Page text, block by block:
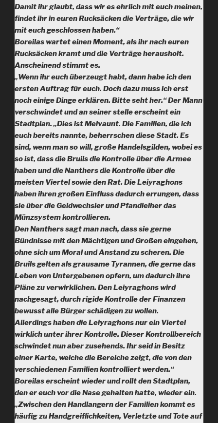
Damit ihr glaubt, dass wir es ehrlich mit euch meinen,
findet ihr in euren Rucksäcken die Verträge, die wir
mit euch geschlossen haben.“
Boreilas wartet einen Moment, als ihr nach euren
Rucksäcken kramt und die Verträge herausholt.
Anscheinend stimmt es.
„Wenn ihr euch überzeugt habt, dann habe ich den
ersten Auftrag für euch. Doch dazu muss ich erst
noch einige Dinge erklären. Bitte seht her.“ Der Mann
verschwindet und an seiner stelle erscheint ein
Stadtplan. „Dies ist Melvaunt. Die Familien, die ich
euch bereits nannte, beherrschen diese Stadt. Es
sind, wenn man so will, große Handelsgilden, wobei es
so ist, dass die Bruils die Kontrolle über die Armee
haben und die Nanthers die Kontrolle über die
meisten Viertel sowie den Rat. Die Leiyraghons
haben ihren großen Einfluss dadurch errungen, dass
sie über die Geldwechsler und Pfandleiher das
Münzsystem kontrollieren.
Den Nanthers sagt man nach, dass sie gerne
Bündnisse mit den Mächtigen und Großen eingehen,
ohne sich um Moral und Anstand zu scheren. Die
Bruils gelten als grausame Tyrannen, die gerne das
Leben von Untergebenen opfern, um dadurch ihre
Pläne zu verwirklichen. Den Leiyraghons wird
nachgesagt, durch rigide Kontrolle der Finanzen
bewusst alle Bürger schädigen zu wollen.
Allerdings haben die Leiyraghons nur ein Viertel
wirklich unter ihrer Kontrolle. Dieser Kontrollbereich
schwindet nun aber zusehends. Ihr seid in Besitz
einer Karte, welche die Bereiche zeigt, die von den
verschiedenen Familien kontrolliert werden.“
Boreilas erscheint wieder und rollt den Stadtplan,
den er euch vor die Nase gehalten hatte, wieder ein.
„Zwischen den Handlangern der Familien kommt es
häufig zu Handgreiflichkeiten, Verletzte und Tote auf